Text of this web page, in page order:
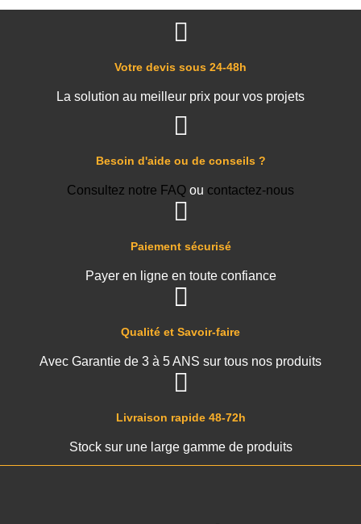
Livraison rapide 48-72h
Stock sur une large gamme de produits
Qualité et Savoir-faire
Avec Garantie de 3 à 5 ANS sur tous nos produits
Paiement sécurisé
Payer en ligne en toute confiance
Besoin d'aide ou de conseils ?
Consultez notre FAQ ou contactez-nous
Votre devis sous 24-48h
La solution au meilleur prix pour vos projets